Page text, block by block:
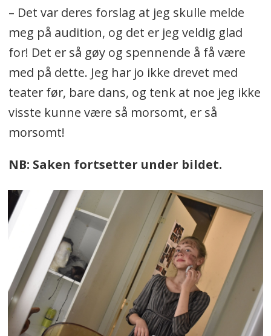
– Det var deres forslag at jeg skulle melde
meg på audition, og det er jeg veldig glad
for! Det er så gøy og spennende å få være
med på dette. Jeg har jo ikke drevet med
teater før, bare dans, og tenk at noe jeg ikke
visste kunne være så morsomt, er så
morsomt!
NB: Saken fortsetter under bildet.